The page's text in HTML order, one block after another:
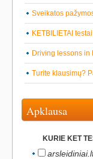
Sveikatos
KETBILIETAI testai
Driving lessons in
Turite klausimų?
Apklausa
KURIE KET